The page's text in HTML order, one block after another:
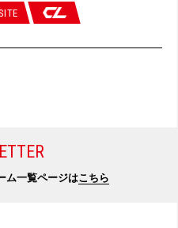
ム一覧ページはこちら